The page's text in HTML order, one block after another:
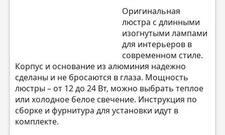
Оригинальная
люстра с длинными
изогнутыми лампами
для интерьеров в
современном стиле.
Корпус и основание из алюминия надежно
сделаны и не бросаются в глаза. Мощность
люстры – от 12 до 24 Вт, можно выбрать теплое
или холодное белое свечение. Инструкция по
сборке и фурнитура для установки идут в
комплекте.